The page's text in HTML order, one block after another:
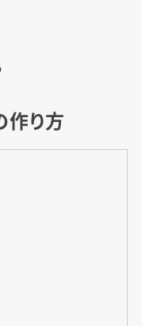
作り方